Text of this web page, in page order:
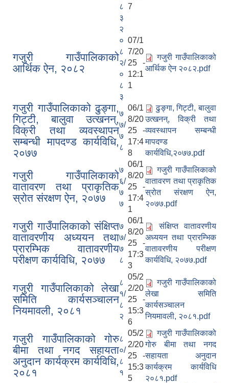
८
३
7
गजुरी गाउँपालिकाको
आर्थिक ऐन, २०८२
२
०
८
२/
०
८
३
07/1
7/20
25 -
12:1
1
गजुरी गाउँपालिकाको
आर्थिक ऐन २०८२.pdf
गजुरी गाउँपालिकाको ढुङ्गा,
गिट्टी, बालुवा उत्खनन्,
विक्री तथा व्यवस्थापन
सम्बन्धी मापदण्ड कार्यविधि,
२०७७
७
७/
७
८
06/1
8/20
25 -
17:4
8
ढुङ्गा, गिट्टी, बालुवा
उत्खनन्, विक्री तथा
व्यवस्थापन सम्बन्धी
मापदण्ड
कार्यविधि,२०७७.pdf
गजुरी गाउँपालिकाको
वातावरण तथा प्राकृतिक
स्रोत संरक्षण ऐन, २०७७
७
६/
७
७
06/1
8/20
25 -
17:4
1
गजुरी गाउँपालिकाको
वातावरण तथा प्राकृतिक
स्रोत संरक्षण ऐन,
२०७७.pdf
गजुरी गाउँपालिकाको संक्षिप्‍त
वातावरणीय अध्ययन तथा
प्रारम्भिक वातावरणीय
परीक्षण कार्यविधि, २०७७
७
७/
७
८
06/1
8/20
25 -
17:3
3
संक्षिप्‍त वातावरणीय
अध्ययन तथा प्रारम्भिक
वातावरणीय परीक्षण
कार्यविधि, २०७७.pdf
गजुरी गाउँपालिकाको लेखा
समिति कार्यसञ्‍चालन
नियमावली, २०८१
८
१/
८
२
05/2
2/20
25 -
15:3
6
गजुरी गाउँपालिकाको
लेखा समिति
कार्यसञ्‍चालन
नियमावली, २०८१.pdf
गजुरी गाउँपालिकाको गोरु
बीमा तथा नगद सहायता
अनुदान कार्यक्रम कार्यविधि,
२०८१
८
०/
८
१
05/2
2/20
25 -
15:3
5
गजुरी गाउँपालिकाको
गोरु बीमा तथा नगद
सहायता अनुदान
कार्यक्रम कार्यविधि
२०८१.pdf